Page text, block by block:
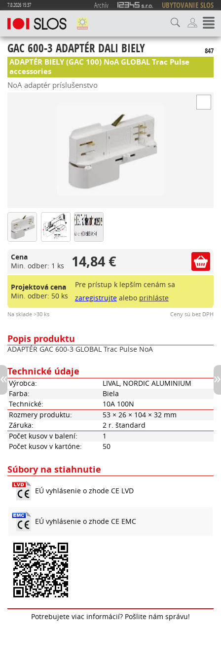
7.8.2026 15:37 Archív UBYTOVANIE SLOS
GAC 600-3 ADAPTÉR DALI BIELY 847
ADAPTÉR BIELY (GAC 100) NoA GLOBAL Trac Pulse
accessories
NoA adaptér príslušenstvo
Cena
Min. odber: 1 ks
14,84 €
Projektová cena
Min. odber: 50 ks
Pre prístup k lepším cenám sa
zaregistrujtealebo prihláste
Na sklade >30 ks Ceny sú bez DPH
Popis produktu
ADAPTÉR GAC 600-3 GLOBAL Trac Pulse NoA
Technické údaje
Výrobca:
LIVAL, NORDIC ALUMINIUM
Farba:
Biela
Technické:
10A 100N
Rozmery produktu:
53 × 26 × 104 × 32 mm
Záruka:
2 r. štandard
Počet kusov v balení:
1
Počet kusov v kartóne:
50
Súbory na stiahnutie
EÚ vyhlásenie o zhode CE LVD
EÚ vyhlásenie o zhode CE EMC
Potrebujete viac informácií? Pošlite nám správu!